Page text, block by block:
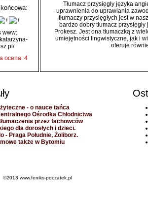
www:
ocena: 4
Tłumacz przysięgły języka
uprawnienia do uprawiania
tłumaczy przysięgłych jest w
bardzo dobry tłumacz
Prokesz. Jest ona tłumaczką z
umiejętności lingwistyczne, jak i
oferuje
- o nauce tańca
Ośrodka Chłodnictwa
przez fachowców
dla dorosłych i dzieci.
- Praga Południe, Żoliborz.
także w Bytomiu
©2013 www.feniks-poczatek.pl